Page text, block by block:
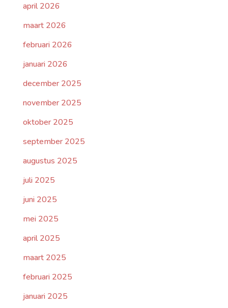
april 2026
maart 2026
februari 2026
januari 2026
december 2025
november 2025
oktober 2025
september 2025
augustus 2025
juli 2025
juni 2025
mei 2025
april 2025
maart 2025
februari 2025
januari 2025